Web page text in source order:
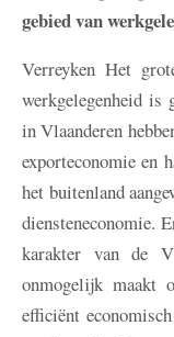
gebied van
Verreyken Het
werkgelegenheid is
in Vlaanderen
exporteconomie en
het buitenland
diensteneconomie.
karakter van de
onmogelijk maakt
efficiënt